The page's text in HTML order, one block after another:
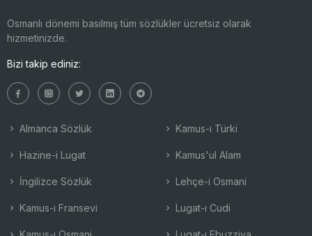
Osmanlı dönemi basılmış tüm sözlükler ücretsiz olarak
hizmetinizde.
Bizi takip ediniz:
Almanca Sözlük
Hazine-i Lugat
İngilizce Sözlük
Kamus-ı Fransevi
Kamus-ı Türki
Kamus'ul Alam
Lehçe-i Osmani
Lugat-ı Cudi